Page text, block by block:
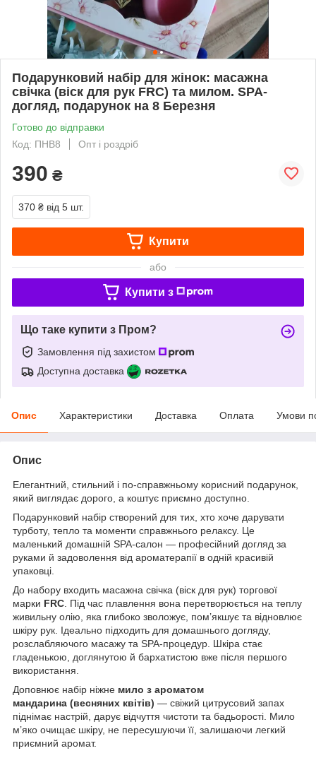
Подарунковий набір для жінок: масажна
свічка (віск для рук FRC) та милом. SPA-
догляд, подарунок на 8 Березня
Готово до відправки
Код: ПНВ8
Опт і роздріб
390 ₴
370 ₴ від 5 шт.
Купити
або
Купити з
Що таке купити з Пром?
Замовлення під захистом
Доступна доставка
Опис Характеристики Доставка Оплата Умови
Опис
Елегантний, стильний і по-справжньому корисний подарунок,
який виглядає дорого, а коштує приємно доступно.
Подарунковий набір створений для тих, хто хоче дарувати
турботу, тепло та моменти справжнього релаксу. Це
маленький домашній SPA-салон — професійний догляд за
руками й задоволення від ароматерапії в одній красивій
упаковці.
До набору входить масажна свічка (віск для рук) торгової
марки FRC . Під час плавлення вона перетворюється на теплу
живильну олію, яка глибоко зволожує, пом’якшує та відновлює
шкіру рук. Ідеально підходить для домашнього догляду,
розслабляючого масажу та SPA-процедур. Шкіра стає
гладенькою, доглянутою й бархатистою вже після першого
використання.
Доповнює набір ніжне мило з ароматом
мандарина (весняних квітів) — свіжий цитрусовий запах
піднімає настрій, дарує відчуття чистоти та бадьорості. Мило
м’яко очищає шкіру, не пересушуючи її, залишаючи легкий
приємний аромат.